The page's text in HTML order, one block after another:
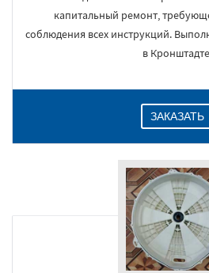
капитальный ремонт,
соблюдения всех инструкций.
в
ЗАКАЗАТЬ